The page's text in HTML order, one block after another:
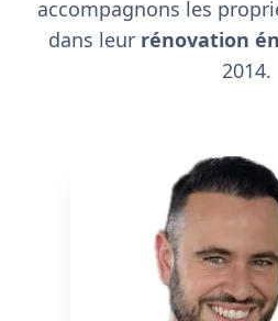
accompagnons les
dans leurrénovation
2014.